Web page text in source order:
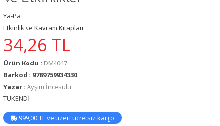
Ya-Pa
Etkinlik ve Kavram Kitapları
34,26 TL
Ürün Kodu : DM4047
Barkod : 9789759934330
Yazar : Ayşim İncesulu
TÜKENDİ
999,00 TL ve üzeri ücretsiz kargo